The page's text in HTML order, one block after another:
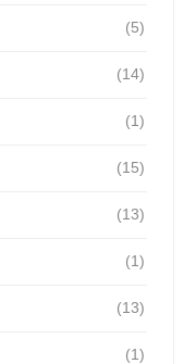
(5)
(14)
(1)
(15)
(13)
(1)
(13)
(1)